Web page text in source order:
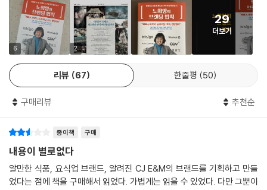
‘마켓오’ 브라우니로 제과업계의 반향을 일으켰으며, ‘비비고’라는 글로벌
브랜드를 만든 저자는 30년의 경험을 바탕으로 ‘12개의 성공 법칙’을 만들
었다. 기획, 개발, 마케팅, 영업, 경영, 창업을 망라한 노하우와 퍼스널 브랜
드 전략까지! 현실에 바로 적용할 수 있는 방법으로만 선별했다.
1부는 ‘마켓오’, ‘비비고’, ‘계절밥상’ 등 저자가 직접 만든 브랜드에 관한 이
을 배울 수 있다. 2부는 저자가 직접 리뉴얼한 브랜드 ‘백설’, ‘CGV’, ‘올리
한 이야기다. 저자만의 브랜딩 철학과 리뉴얼에 대한 원칙, 적은 비용으로
마케팅을 성공시킬 수 있는 비법을 담았다.
‘비비고’ 만두는 출시하자마자 어떻게
6 2
29
더보기
리뷰 67 한줄평 50
구매리뷰 추천순
종이책 구매
내용이 별로없다
알만한 식품, 요식업 브랜드, 알려진 CJ E&M의 브랜드를 기획하고 만들
었다는 점에 책을 구매해서 읽었다. 가볍게는 읽을 수 있었다. 다만 그뿐이